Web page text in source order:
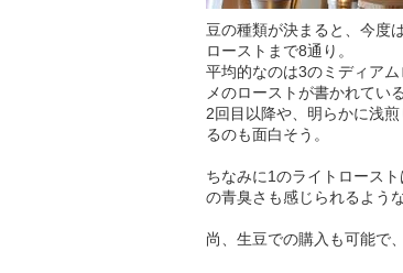
豆の種類が決まると、今度
ローストまで8通り。
平均的なのは3のミディア
メのローストが書かれてい
2回目以降や、明らかに浅
るのも面白そう。
ちなみに1のライトロース
の青臭さも感じられるよう
尚、生豆での購入も可能で